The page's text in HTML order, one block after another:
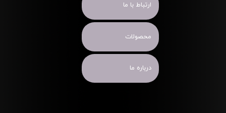
ارتباط با ما
محصولات
درباره ما